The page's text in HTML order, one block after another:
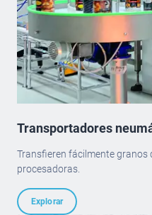
Transportadores
Transfieren fácilmente granos
procesadoras.
Explorar